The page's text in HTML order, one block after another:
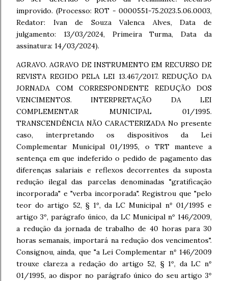
improvido. (Processo: ROT - 0000551-75.2023.5.06.0003,
Redator: Ivan de Souza Valenca Alves, Data de
julgamento: 13/03/2024, Primeira Turma, Data da
assinatura: 14/03/2024).
AGRAVO. AGRAVO DE INSTRUMENTO EM RECURSO DE
REVISTA REGIDO PELA LEI 13.467/2017. REDUÇÃO DA
JORNADA COM CORRESPONDENTE REDUÇÃO DOS
VENCIMENTOS. INTERPRETAÇÃO DA LEI
COMPLEMENTAR MUNICIPAL 01/1995.
TRANSCENDÊNCIA NÃO CARACTERIZADA No presente
caso, interpretando os dispositivos da Lei
Complementar Municipal 01/1995, o TRT manteve a
sentença em que indeferido o pedido de pagamento das
diferenças salariais e reflexos decorrentes da suposta
redução ilegal das parcelas denominadas "gratificação
incorporada" e "verba incorporada". Registrou que "pelo
teor do artigo 52, § 1º, da LC Municipal nº 01/1995 e
artigo 3º, parágrafo único, da LC Municipal nº 146/2009,
a redução da jornada de trabalho de 40 horas para 30
horas semanais, importará na redução dos vencimentos".
Consignou, ainda, que "a Lei Complementar nº 146/2009
trouxe clareza a redação do artigo 52, § 1º, da LC nº
01/1995, ao dispor no parágrafo único do seu artigo 3º